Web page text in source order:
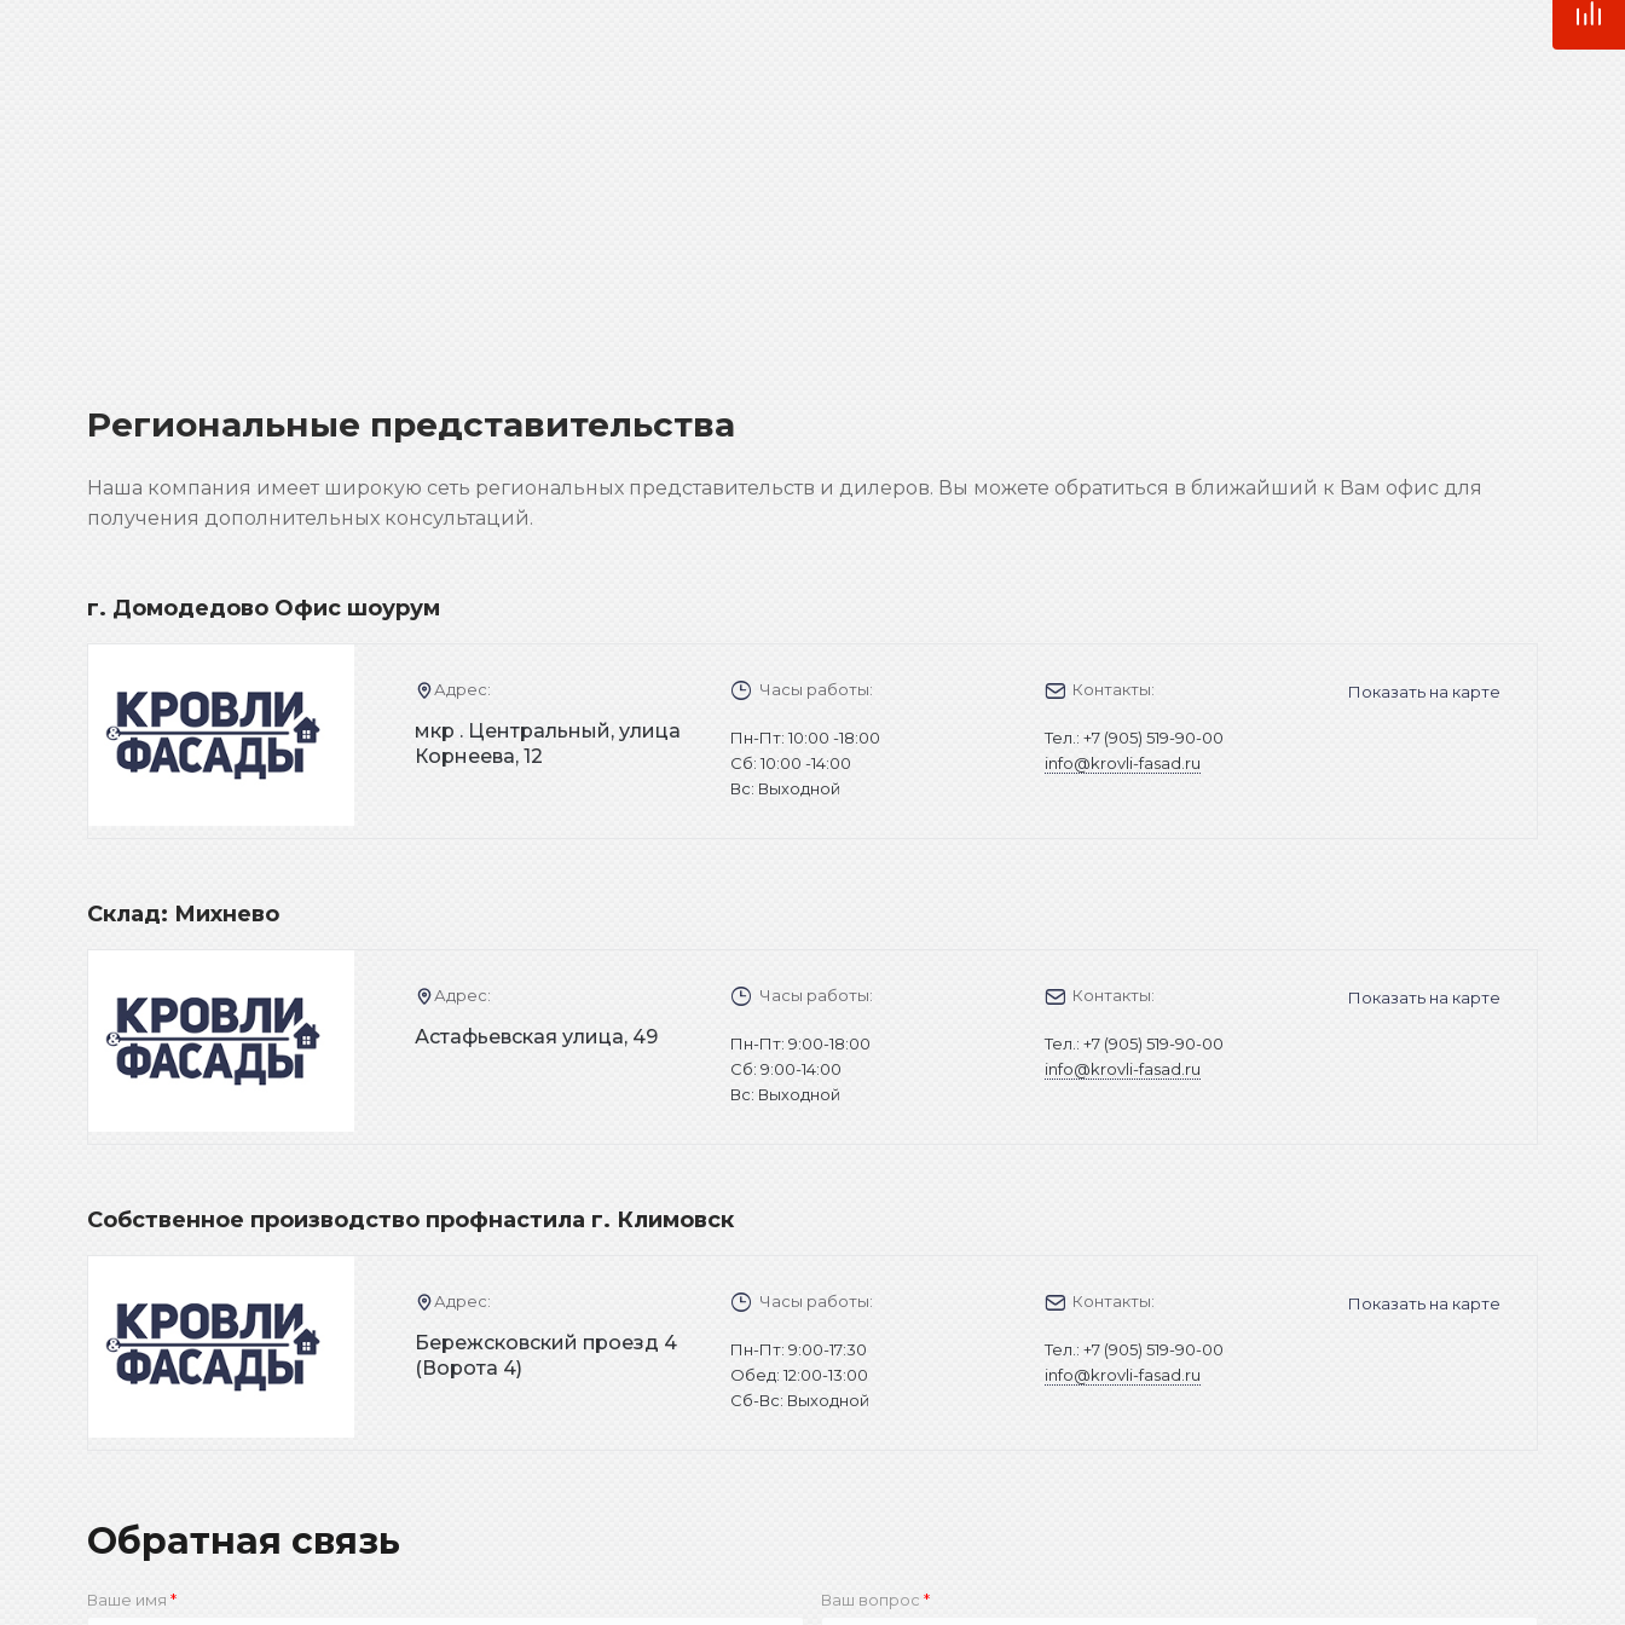
Региональные представительства
Наша компания имеет широкую сеть региональных представительств и дилеров. Вы можете обратиться в ближайший к Вам офис для
получения дополнительных консультаций.
г. Домодедово Офис шоурум
Адрес:
мкр . Центральный, улица
Корнеева, 12
Часы работы:
Пн-Пт: 10:00 -18:00
Cб: 10:00 -14:00
Вс: Выходной
Контакты:
Тел.:+7 (905) 519-90-00
info@krovli-fasad.ru
Показать на карте
Склад: Михнево
Адрес:
Астафьевская улица, 49
Часы работы:
Пн-Пт: 9:00-18:00
Cб: 9:00-14:00
Вс: Выходной
Контакты:
Тел.:+7 (905) 519-90-00
info@krovli-fasad.ru
Показать на карте
Собственное производство профнастила г. Климовск
Адрес:
Бережсковский проезд 4
(Ворота 4)
Часы работы:
Пн-Пт: 9:00-17:30
Обед: 12:00-13:00
Cб-Вс: Выходной
Контакты:
Тел.:+7 (905) 519-90-00
info@krovli-fasad.ru
Показать на карте
Обратная связь
Ваше имя Ваш вопрос